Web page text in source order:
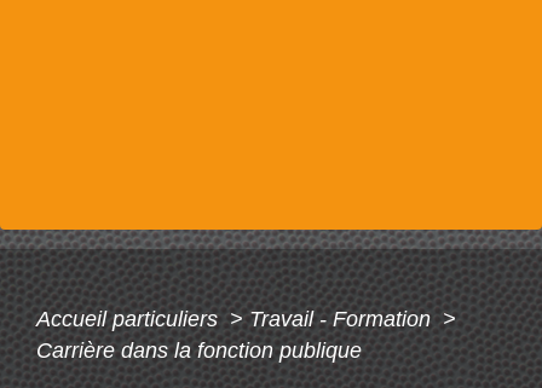
Accueil particuliers> Travail - Formation >
Carrière dans la fonction publique